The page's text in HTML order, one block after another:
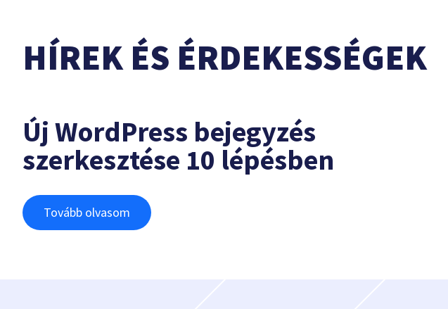
HÍREK ÉS ÉRDEKESSÉGEK
Új WordPress bejegyzés
szerkesztése 10 lépésben
Tovább olvasom